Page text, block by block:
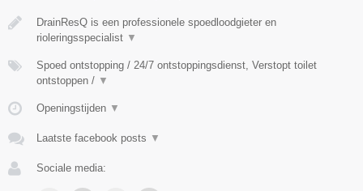
DrainResQ is een professionele spoedloodgieter en
rioleringsspecialist ▼
Spoed ontstopping / 24/7 ontstoppingsdienst, Verstopt toilet
ontstoppen / ▼
Openingstijden ▼
Laatste facebook posts ▼
Sociale media: